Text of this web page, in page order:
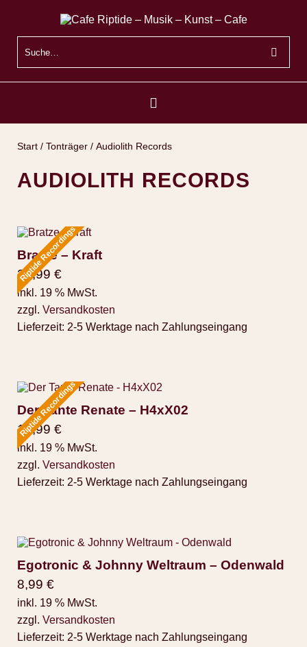
Start / Tonträger / Audiolith Records
AUDIOLITH RECORDS
Riptide Recordings
Bratze – Kraft
20,99 €
inkl. 19 % MwSt.
zzgl. Versandkosten
Lieferzeit: 2-5 Werktage nach Zahlungseingang
Riptide Recordings
Der Tante Renate – H4xX02
19,99 €
inkl. 19 % MwSt.
zzgl. Versandkosten
Lieferzeit: 2-5 Werktage nach Zahlungseingang
Egotronic & Johnny Weltraum – Odenwald
8,99 €
inkl. 19 % MwSt.
zzgl. Versandkosten
Lieferzeit: 2-5 Werktage nach Zahlungseingang